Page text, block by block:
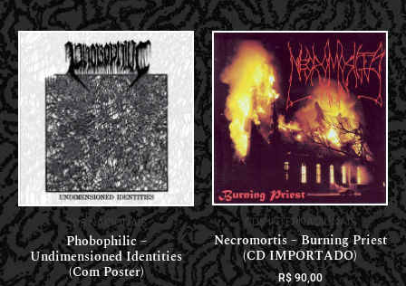
CDS NACIONAIS
Phobophilic –
Undimensioned Identities
(Com Poster)
CDS INTERNACIONAIS
Necromortis – Burning Priest
(CD IMPORTADO)
R$90,00